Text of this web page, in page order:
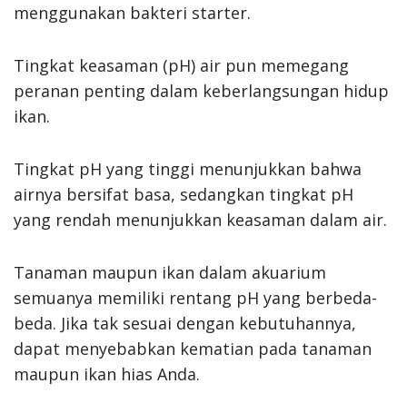
menggunakan bakteri starter.
Tingkat keasaman (pH) air pun memegang
peranan penting dalam keberlangsungan hidup
ikan.
Tingkat pH yang tinggi menunjukkan bahwa
airnya bersifat basa, sedangkan tingkat pH
yang rendah menunjukkan keasaman dalam air.
Tanaman maupun ikan dalam akuarium
semuanya memiliki rentang pH yang berbeda-
beda. Jika tak sesuai dengan kebutuhannya,
dapat menyebabkan kematian pada tanaman
maupun ikan hias Anda.